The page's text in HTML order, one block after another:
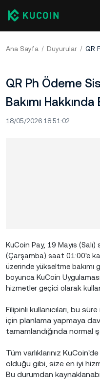
Ana Sayfa Duyurular
QR Ph Ödeme
Bakımı
18/05/2026 18:51:02
KuCoin Pay, 19 Mayıs
(Çarşamba) saat 01:00'e
üzerinde yükseltme bakımı
boyunca KuCoin Uygulaması
hizmetler geçici olarak
Filipinli kullanıcıları, bu
için planlama yapmaya
tamamlandığında normal
Tüm varlıklarınız
olduğu gibi, size en iyi
Bu durumdan